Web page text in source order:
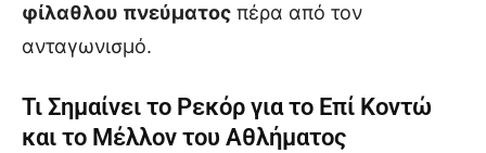
φίλαθλου πνεύματος πέρα από τον
ανταγωνισμό.
Τι Σημαίνει το Ρεκόρ για το Επί Κοντώ
και το Μέλλον του Αθλήματος